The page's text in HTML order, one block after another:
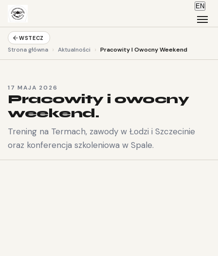
EN
WSTECZ
Strona główna › Aktualności › Pracowity I Owocny Weekend
17 MAJA 2026
Pracowity i owocny
weekend.
Trening na Termach, zawody w Łodzi i Szczecinie
oraz konferencja szkoleniowa w Spale.